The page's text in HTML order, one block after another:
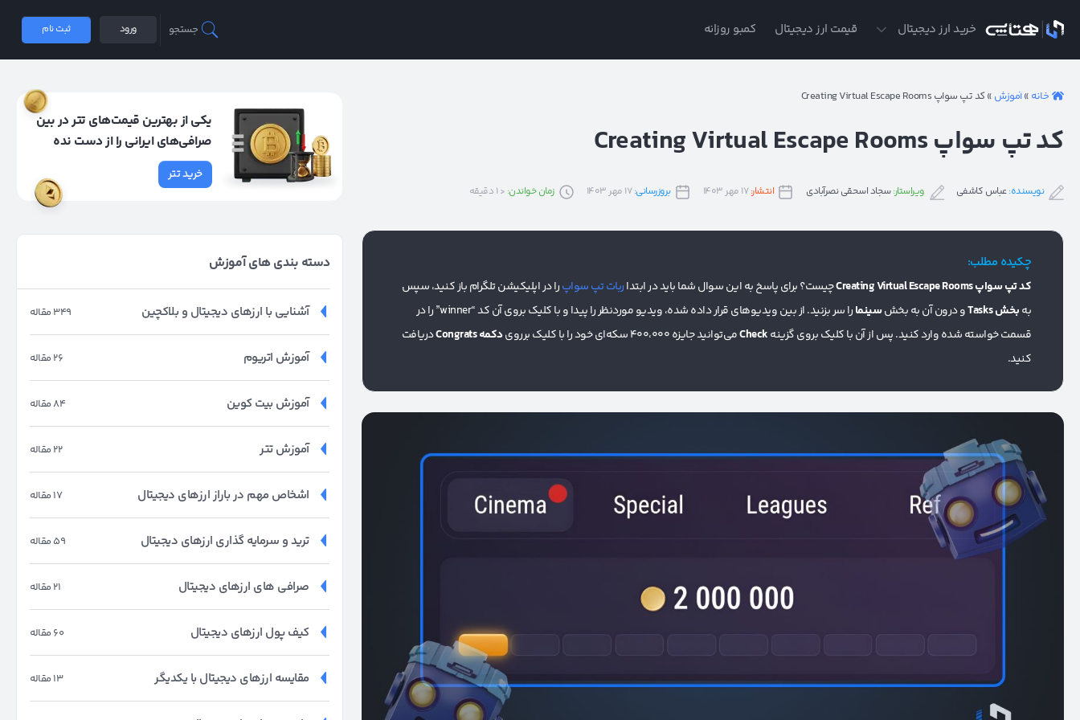
خرید ارز دیجیتال قیمت ارز دیجیتال کمبو روزانه جستجو ورود ثبت نام
خانه »آموزش » کد تپ سواپ Creating Virtual Escape Rooms
کد تپ سواپ Creating Virtual Escape Rooms
نویسنده:عباس کاشفی ویراستار:سجاد اسحقی نصرآبادی انتشار:۱۷ مهر ۱۴۰۳ بروزرسانی:17 مهر 1403 زمان خواندن: < 1 دقیقه
چکیده مطلب:
کد تپ سواپ Creating Virtual Escape Rooms چیست؟ برای پاسخ به این سوال شما باید در ابتداربات تپ سواپرا در اپلیکیشن تلگرام باز کنید، سپس
بهبخش Tasks و درون آن به بخشسینما
را سر بزنید. از بین ویدیوهای قرار داده شده، ویدیو موردنظر را پیدا و با کلیک بروی آن کد “winner” را در
قسمت خواسته شده وارد کنید. پس از آن با کلیک بروی گزینهCheckمی‌توانید جایزه 400،000 سکه‌ای خود را با کلیک برروی دکمه Congrats
دریافت
کنید.
یکی از بهترین قیمت‌های تتر در بین
صرافی‌های ایرانی را از دست نده
خرید تتر
دسته بندی های آموزش
349 مقاله آشنایی با ارزهای دیجیتال و بلاکچین
26 مقاله آموزش اتریوم
84 مقاله آموزش بیت کوین
22 مقاله آموزش تتر
17 مقاله اشخاص مهم در باراز ارزهای دیجیتال
59 مقاله ترید و سرمایه گذاری ارزهای دیجیتال
21 مقاله صرافی های ارزهای دیجیتال
60 مقاله کیف پول ارزهای دیجیتال
13 مقاله مقایسه ارزهای دیجیتال با یکدیگر